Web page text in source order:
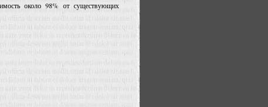
около 98% от существующих